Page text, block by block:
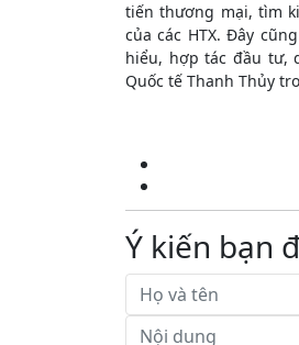
tiến thương mại, tìm
của các HTX. Đây
hiểu, hợp tác đầu tư,
Quốc tế Thanh Thủy
Ý kiến bạn